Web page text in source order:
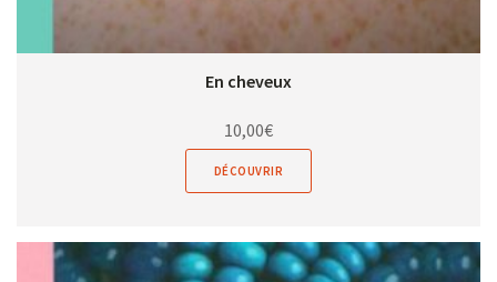
En cheveux
10,00€
DÉCOUVRIR